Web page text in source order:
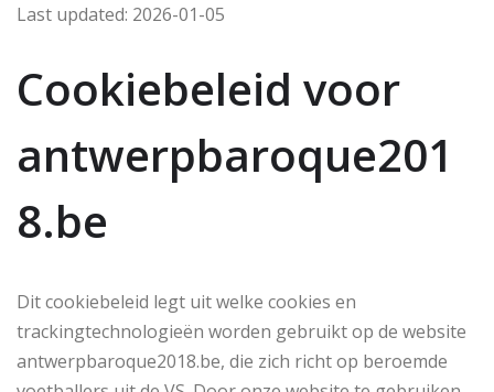
Last updated: 2026-01-05
Cookiebeleid voor
antwerpbaroque201
8.be
Dit cookiebeleid legt uit welke cookies en
trackingtechnologieën worden gebruikt op de website
antwerpbaroque2018.be, die zich richt op beroemde